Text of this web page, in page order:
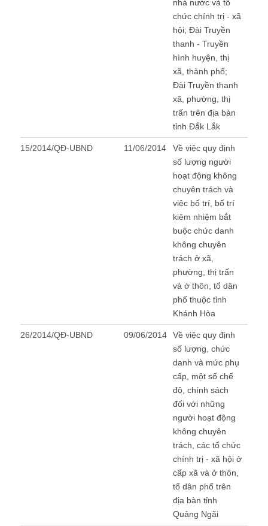
nhà nước và tổ
chức chính trị - xã
hội; Đài Truyền
thanh - Truyền
hình huyện, thị
xã, thành phố;
Đài Truyền thanh
xã, phường, thị
trấn trên địa bàn
tỉnh Đắk Lắk
15/2014/QĐ-UBND 11/06/2014
Về việc quy định
số lượng người
hoạt động không
chuyên trách và
việc bố trí, bố trí
kiêm nhiệm bắt
buộc chức danh
không chuyên
trách ở xã,
phường, thị trấn
và ở thôn, tổ dân
phố thuộc tỉnh
Khánh Hòa
26/2014/QĐ-UBND 09/06/2014
Về việc quy định
số lượng, chức
danh và mức phụ
cấp, một số chế
độ, chính sách
đối với những
người hoạt động
không chuyên
trách, các tổ chức
chính trị - xã hội ở
cấp xã và ở thôn,
tổ dân phố trên
địa bàn tỉnh
Quảng Ngãi